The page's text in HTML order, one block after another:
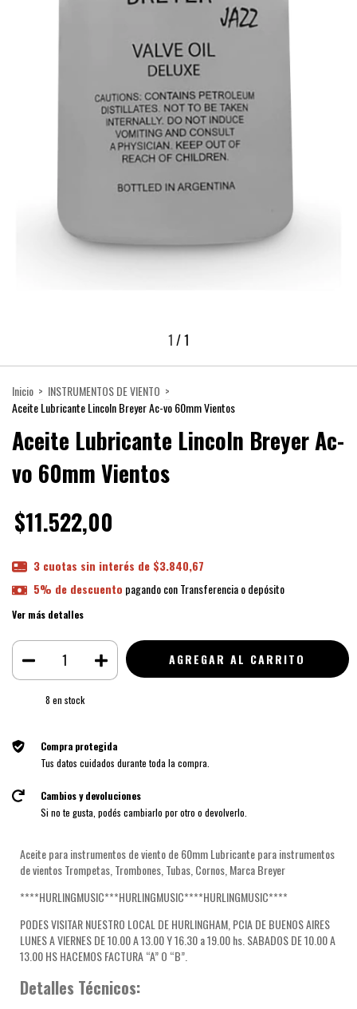
1 /1
Inicio > INSTRUMENTOS DE VIENTO >
Aceite Lubricante Lincoln Breyer Ac-vo 60mm Vientos
Aceite Lubricante Lincoln Breyer Ac-
vo 60mm Vientos
$11.522,00
3 cuotas sin interés de $3.840,67
5% de descuento pagando con Transferencia o depósito
Ver más detalles
8 en stock
Compra protegida
Tus datos cuidados durante toda la compra.
Cambios y devoluciones
Si no te gusta, podés cambiarlo por otro o devolverlo.
Aceite para instrumentos de viento de 60mm Lubricante para instrumentos
de vientos Trompetas, Trombones, Tubas, Cornos, Marca Breyer
****HURLINGMUSIC***HURLINGMUSIC****HURLINGMUSIC****
PODES VISITAR NUESTRO LOCAL DE HURLINGHAM, PCIA DE BUENOS AIRES
LUNES A VIERNES DE 10.00 A 13.00 Y 16.30 a 19.00 hs. SABADOS DE 10.00 A
13.00 HS HACEMOS FACTURA “A” O “B”.
Detalles Técnicos: